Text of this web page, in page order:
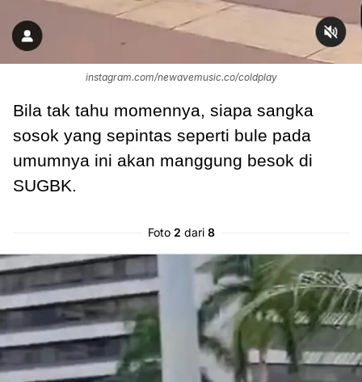
instagram.com/newavemusic.co/coldplay
Bila tak tahu momennya, siapa sangka
sosok yang sepintas seperti bule pada
umumnya ini akan manggung besok di
SUGBK.
Foto 2 dari 8